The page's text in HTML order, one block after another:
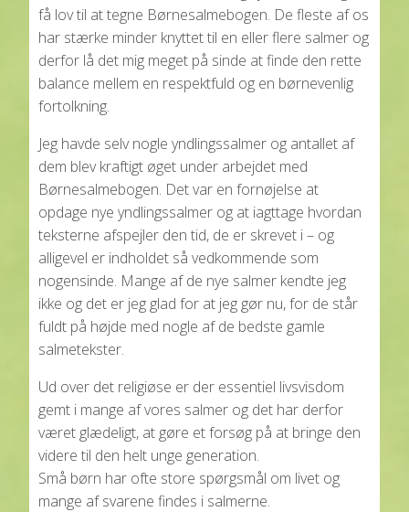
få lov til at tegne Børnesalmebogen. De fleste af os
har stærke minder knyttet til en eller flere salmer og
derfor lå det mig meget på sinde at finde den rette
balance mellem en respektfuld og en børnevenlig
fortolkning.
Jeg havde selv nogle yndlingssalmer og antallet af
dem blev kraftigt øget under arbejdet med
Børnesalmebogen. Det var en fornøjelse at
opdage nye yndlingssalmer og at iagttage hvordan
teksterne afspejler den tid, de er skrevet i – og
alligevel er indholdet så vedkommende som
nogensinde. Mange af de nye salmer kendte jeg
ikke og det er jeg glad for at jeg gør nu, for de står
fuldt på højde med nogle af de bedste gamle
salmetekster.
Ud over det religiøse er der essentiel livsvisdom
gemt i mange af vores salmer og det har derfor
været glædeligt, at gøre et forsøg på at bringe den
videre til den helt unge generation.
Små børn har ofte store spørgsmål om livet og
mange af svarene findes i salmerne.